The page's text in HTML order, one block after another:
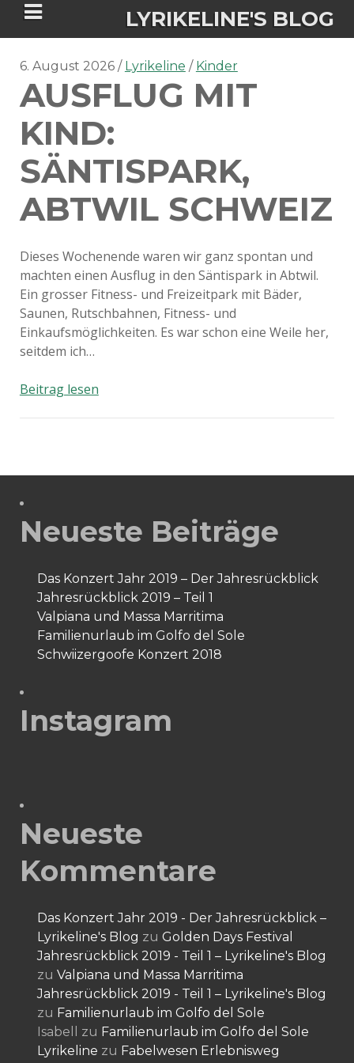
LYRIKELINE'S BLOG
Tania Morgan's Blog über alles, was
sie im Leben bewegt.
ÜBER DIE AUTORIN
IGASHO UND CHIMALIS KAYA
NIEMALS FÜR IMMER (ROMAN)
NIGHTMARES
BÜCHERSHOPS
DATENSCHUTZERKLÄRUNG
IMPRESSUM
6. August 2026 Lyrikeline Kinder
AUSFLUG MIT
KIND:
SÄNTISPARK,
ABTWIL SCHWEIZ
Dieses Wochenende waren wir ganz spontan und
machten einen Ausflug in den Säntispark in Abtwil.
Ein grosser Fitness- und Freizeitpark mit Bäder,
Saunen, Rutschbahnen, Fitness- und
Einkaufsmöglichkeiten. Es war schon eine Weile her,
seitdem ich…
Beitrag lesenAusflug
Neueste Beiträge
Das Konzert Jahr 2019 – Der Jahresrückblick
Jahresrückblick 2019 – Teil 1
Valpiana und Massa Marritima
Familienurlaub im Golfo del Sole
Schwiizergoofe Konzert 2018
Instagram
Neueste
Kommentare
Das Konzert Jahr 2019 - Der Jahresrückblick –
Lyrikeline's Blog zu Golden Days Festival
Jahresrückblick 2019 - Teil 1 – Lyrikeline's Blog
zu Valpiana und Massa Marritima
Jahresrückblick 2019 - Teil 1 – Lyrikeline's Blog
zu Familienurlaub im Golfo del Sole
Isabell
zu Familienurlaub im Golfo del Sole
Lyrikeline zu Fabelwesen Erlebnisweg